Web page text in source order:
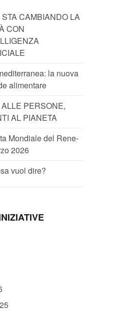
CAMBIANDO LA
CON
la nuova
alimentare
PERSONE,
AL PIANETA
Mondiale del Rene-
2026
vuol dire?